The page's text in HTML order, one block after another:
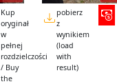
Kup
oryginał
w
pełnej
rozdzielczości
/ Buy
the
pobierz
z
wynikiem
(load
with
result)